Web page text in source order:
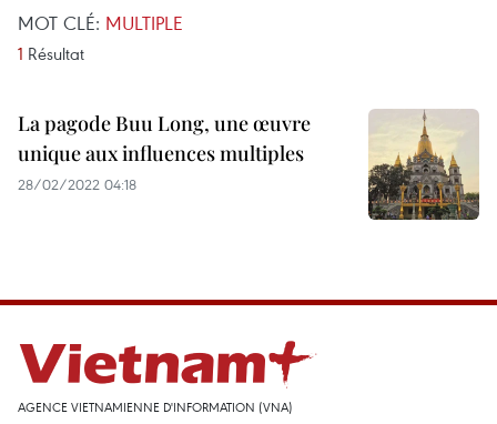
MOT CLÉ: MULTIPLE
1 Résultat
La pagode Buu Long, une œuvre
unique aux influences multiples
28/02/2022 04:18
AGENCE VIETNAMIENNE D'INFORMATION (VNA)